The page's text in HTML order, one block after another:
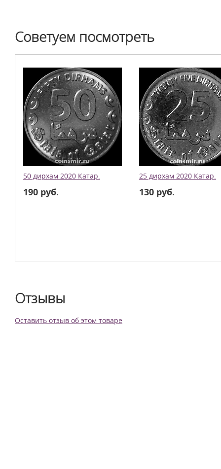
Советуем посмотреть
50 дирхам 2020 Катар.
190 руб.
25 дирхам 2020 Катар.
130 руб.
Отзывы
Оставить отзыв об этом товаре